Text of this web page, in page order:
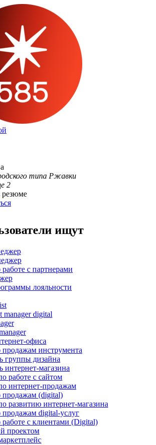
типа Ржавки
2
ищут
с партнерами
лояльности
manager digital
офиса
инструмента
группы дизайна
интернет-магазина
работе с сайтом
интернет-продажам
продажам (digital)
развитию интернет-магазина
digital-услуг
с клиентами (Digital)
проектом